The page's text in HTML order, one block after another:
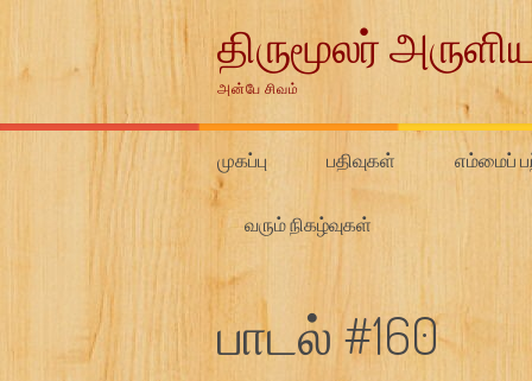
திருமூலர்
அன்பே சிவம்
முகப்பு பதிவுகள் எம்மைப்
வரும் நிகழ்வுகள்
பாடல் #160